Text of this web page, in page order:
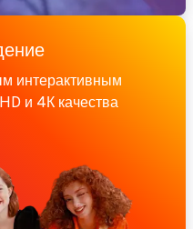
интерактивным
и 4К качества